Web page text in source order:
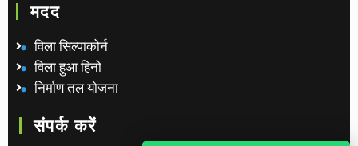
मदद
विला सिल्पाकोर्न
विला हुआ हिनो
निर्माण तल योजना
संपर्क करें